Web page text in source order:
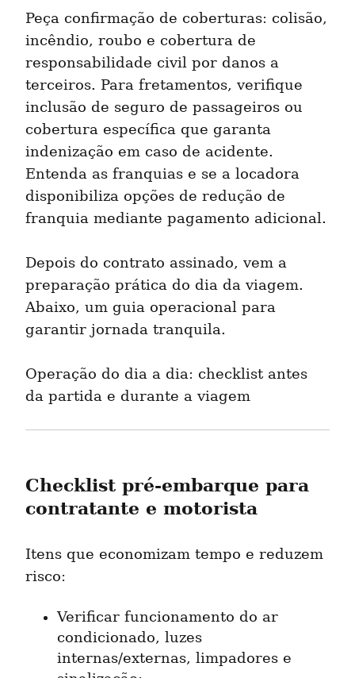
Peça confirmação de coberturas: colisão,
incêndio, roubo e cobertura de
responsabilidade civil por danos a
terceiros. Para fretamentos, verifique
inclusão de seguro de passageiros ou
cobertura específica que garanta
indenização em caso de acidente.
Entenda as franquias e se a locadora
disponibiliza opções de redução de
franquia mediante pagamento adicional.
Depois do contrato assinado, vem a
preparação prática do dia da viagem.
Abaixo, um guia operacional para
garantir jornada tranquila.
Operação do dia a dia: checklist antes
da partida e durante a viagem
Checklist pré-embarque para
contratante e motorista
Itens que economizam tempo e reduzem
risco:
Verificar funcionamento do ar
condicionado, luzes
internas/externas, limpadores e